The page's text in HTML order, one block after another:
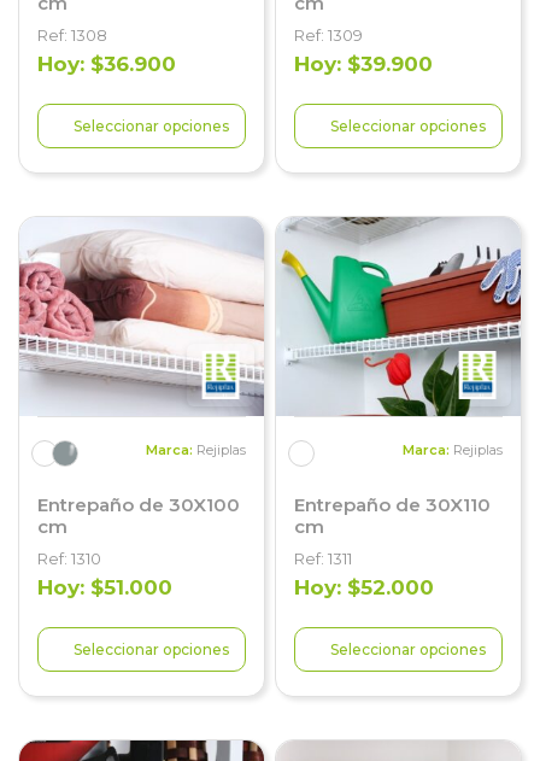
Ref: 1308
Hoy: $36.900
Seleccionar opciones
Ref: 1309
Hoy: $39.900
Seleccionar opciones
Marca: Rejiplas
Entrepaño de 30X100
cm
Ref: 1310
Hoy: $51.000
Seleccionar opciones
Marca: Rejiplas
Entrepaño de 30X110
cm
Ref: 1311
Hoy: $52.000
Seleccionar opciones